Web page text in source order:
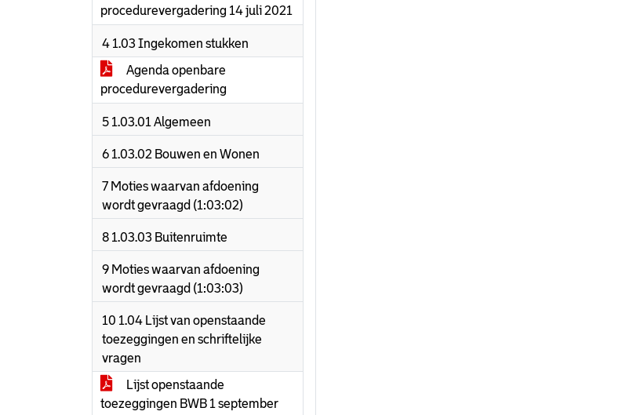
procedurevergadering 14 juli 2021
4 1.03 Ingekomen stukken
Agenda openbare
procedurevergadering
5 1.03.01 Algemeen
6 1.03.02 Bouwen en Wonen
7 Moties waarvan afdoening
wordt gevraagd (1:03:02)
8 1.03.03 Buitenruimte
9 Moties waarvan afdoening
wordt gevraagd (1:03:03)
10 1.04 Lijst van openstaande
toezeggingen en schriftelijke
vragen
Lijst openstaande
toezeggingen BWB 1 september